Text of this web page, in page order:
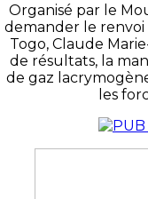
Organisé par le
demander le
Togo, Claude
de résultats, la
de gaz
les